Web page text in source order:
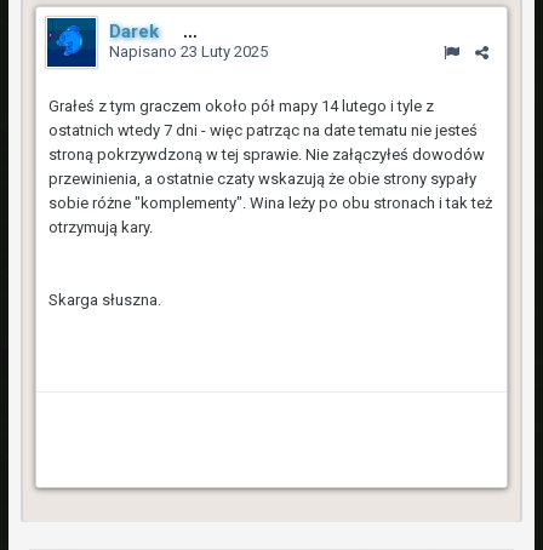
Darek 2 454
Napisano 23 Luty 2025
Grałeś z tym graczem około pół mapy 14 lutego i tyle z
ostatnich wtedy 7 dni - więc patrząc na date tematu nie jesteś
stroną pokrzywdzoną w tej sprawie. Nie załączyłeś dowodów
przewinienia, a ostatnie czaty wskazują że obie strony sypały
sobie różne "komplementy". Wina leży po obu stronach i tak też
otrzymują kary.
Skarga słuszna.